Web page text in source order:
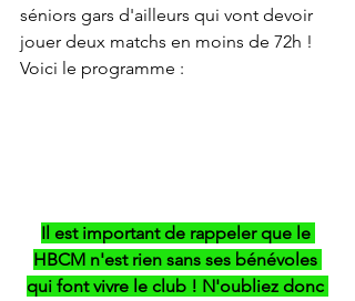
séniors gars d'ailleurs qui vont devoir
jouer deux matchs en moins de 72h !
Voici le programme :
Il est important de rappeler que le
HBCM n'est rien sans ses bénévoles
qui font vivre le club ! N'oubliez donc